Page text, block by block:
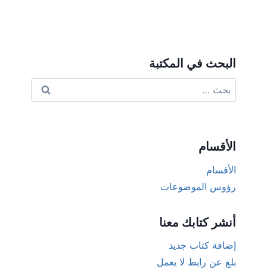
البحث في المكتبة
عن:
الأقسام
الأقسام
رؤوس الموضوعات
أنشر كتابك معنا
إضافة كتاب جديد
بلغ عن رابط لا يعمل